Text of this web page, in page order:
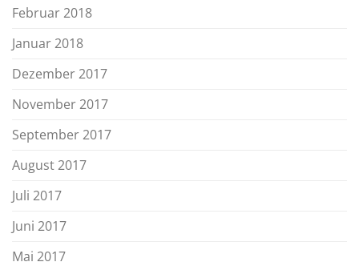
Februar 2018
Januar 2018
Dezember 2017
November 2017
September 2017
August 2017
Juli 2017
Juni 2017
Mai 2017